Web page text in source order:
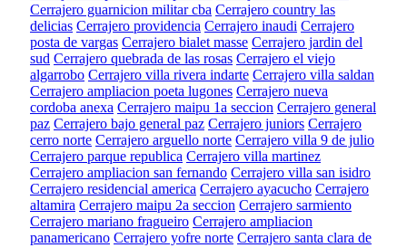
Cerrajero guarnicion militar cba Cerrajero country las
delicias Cerrajero providencia Cerrajero inaudi Cerrajero
posta de vargas Cerrajero bialet masse Cerrajero jardin del
sud Cerrajero quebrada de las rosas Cerrajero el viejo
algarrobo Cerrajero villa rivera indarte Cerrajero villa saldan
Cerrajero ampliacion poeta lugones Cerrajero nueva
cordoba anexa Cerrajero maipu 1a seccion Cerrajero general
paz Cerrajero bajo general paz Cerrajero juniors Cerrajero
cerro norte Cerrajero arguello norte Cerrajero villa 9 de julio
Cerrajero parque republica Cerrajero villa martinez
Cerrajero ampliacion san fernando Cerrajero villa san isidro
Cerrajero residencial america Cerrajero ayacucho Cerrajero
altamira Cerrajero maipu 2a seccion Cerrajero sarmiento
Cerrajero mariano fragueiro Cerrajero ampliacion
panamericano Cerrajero yofre norte Cerrajero santa clara de